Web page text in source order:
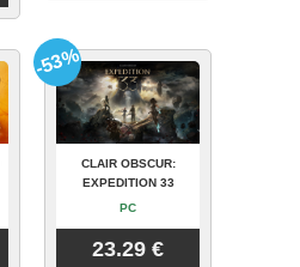
CLAIR OBSCUR:
EXPEDITION 33
PC
23.29 €
-53%